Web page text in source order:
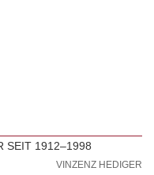
SEIT 1912–1998
VINZENZ HEDIGER